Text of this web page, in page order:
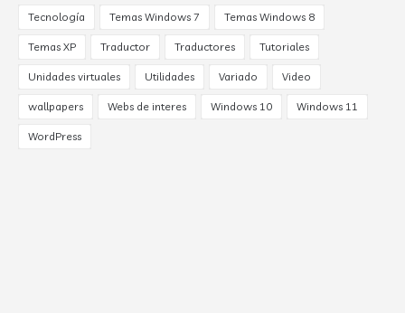
Tecnología Temas Windows 7 Temas Windows 8
Temas XP Traductor Traductores Tutoriales
Unidades virtuales Utilidades Variado Video
wallpapers Webs de interes Windows 10 Windows 11
WordPress